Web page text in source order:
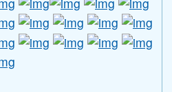
\
www.e-quit.org/ \
to http://www.hpa.gov.tw/
link to http://link to http://goo.gl/
link to http://
link to
http://ifi.immigration.gov.tw/
to https://i.win.org.tw/iWIN/
link to https://
link to http://link to https://
link to https://
link to
link to
DOMHAOH/lp-3560-
DOMHAOH/cp-
tycsgcc/ \
learning.swcb.gov.tw/
to http://